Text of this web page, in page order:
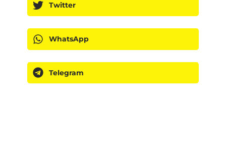
Twitter
WhatsApp
Telegram